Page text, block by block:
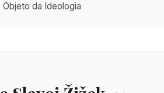
Objeto da Ideologia